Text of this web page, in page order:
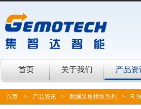
首页 关于我们 产品资
首页 > 产品资讯 > 数据采集模块系列 > R-